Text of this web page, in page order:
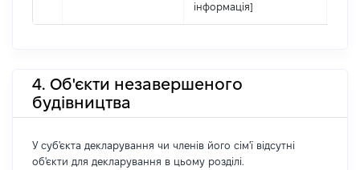
інформація]
4. Об'єкти незавершеного
будівництва
У суб'єкта декларування чи членів його сім'ї відсутні
об'єкти для декларування в цьому розділі.